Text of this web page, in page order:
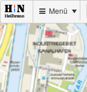
Menü